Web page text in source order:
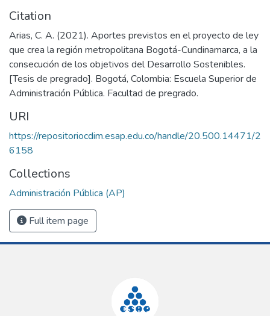
Citation
Arias, C. A. (2021). Aportes previstos en el proyecto de ley
que crea la región metropolitana Bogotá-Cundinamarca, a la
consecución de los objetivos del Desarrollo Sostenibles.
[Tesis de pregrado]. Bogotá, Colombia: Escuela Superior de
Administración Pública. Facultad de pregrado.
URI
https://repositoriocdim.esap.edu.co/handle/20.500.14471/2
6158
Collections
Administración Pública (AP)
Full item page